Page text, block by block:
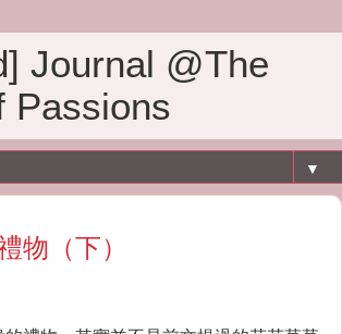
Journal @The
Passions
▼
物（下）